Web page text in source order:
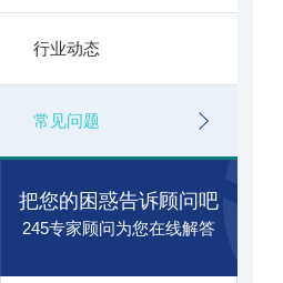
行业动态
常见问题
把您的困惑告诉顾问吧
245专家顾问为您在线解答